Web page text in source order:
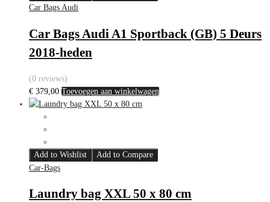
Car Bags Audi
Car Bags Audi A1 Sportback (GB) 5 Deurs
2018-heden
(0 reviews)
€ 379,00 Toevoegen aan winkelwagen
Add to Wishlist
Add to Compare
Car-Bags
Laundry bag XXL 50 x 80 cm